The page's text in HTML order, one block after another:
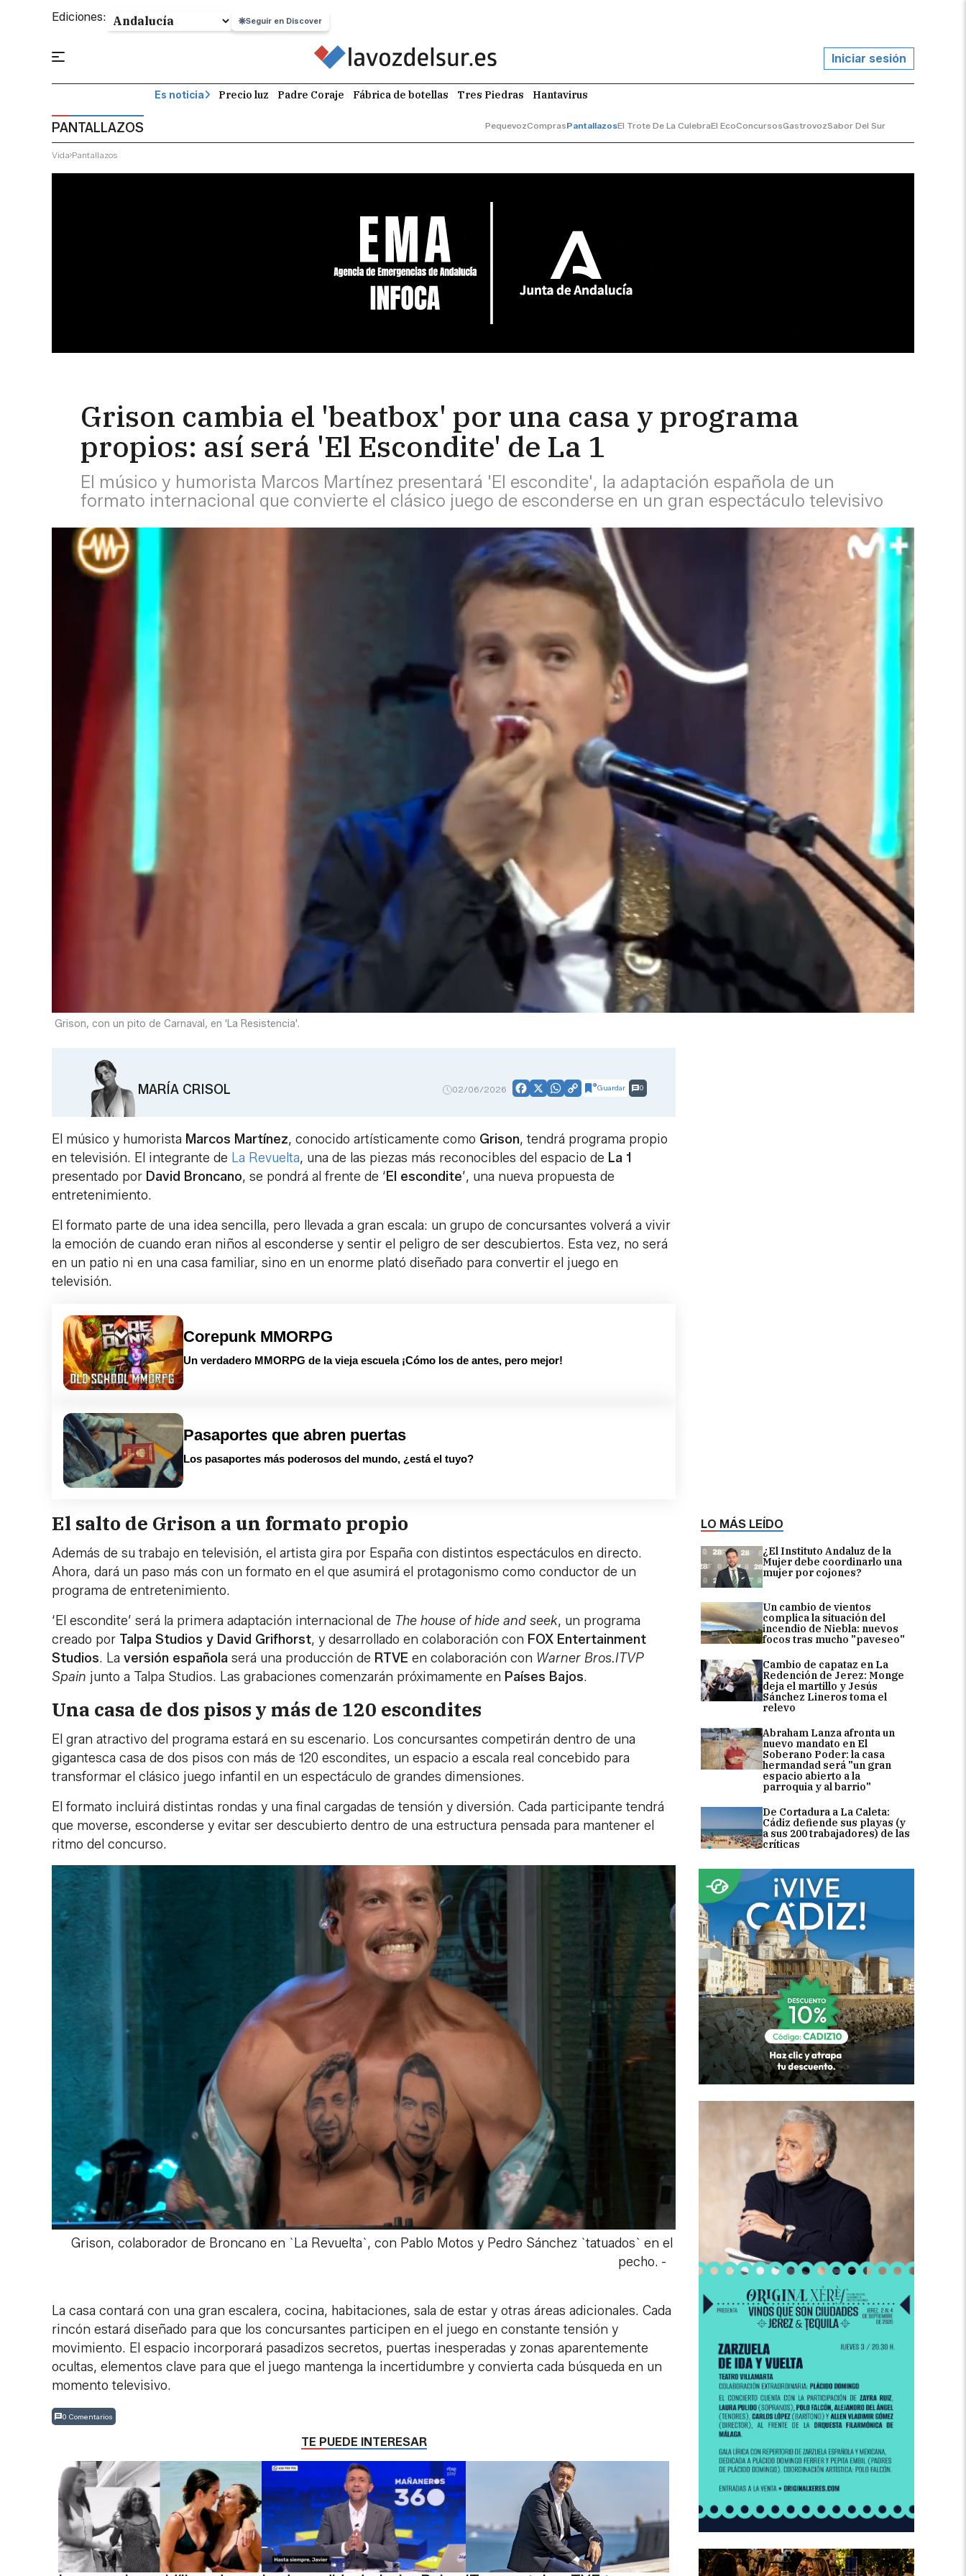
Ediciones: Seguir en Discover
Iniciar sesión
Es noticia Precio luz Padre Coraje Fábrica de botellas Tres Piedras Hantavirus
PANTALLAZOS PequevozComprasPantallazosEl Trote De La CulebraEl EcoConcursosGastrovozSabor Del Sur
Vida Pantallazos
Grison cambia el 'beatbox' por una casa y programa
propios: así será 'El Escondite' de La 1
El músico y humorista Marcos Martínez presentará 'El escondite', la adaptación española de un
formato internacional que convierte el clásico juego de esconderse en un gran espectáculo televisivo
Grison, con un pito de Carnaval, en 'La Resistencia'.
LO MÁS LEÍDO
¿El Instituto Andaluz de la
Mujer debe coordinarlo una
mujer por cojones?
Un cambio de vientos
complica la situación del
incendio de Niebla: nuevos
focos tras mucho "paveseo"
Cambio de capataz en La
Redención de Jerez: Monge
deja el martillo y Jesús
Sánchez Lineros toma el
relevo
Abraham Lanza afronta un
nuevo mandato en El
Soberano Poder: la casa
hermandad será "un gran
espacio abierto a la
parroquia y al barrio"
De Cortadura a La Caleta:
Cádiz defiende sus playas (y
a sus 200 trabajadores) de las
críticas
MARÍA CRISOL 02/06/2026 Facebook
X WhatsApp
CopyGuardar 0
El músico y humorista Marcos Martínez, conocido artísticamente como Grison, tendrá programa propio
en televisión. El integrante de La Revuelta, una de las piezas más reconocibles del espacio de La 1
presentado por David Broncano, se pondrá al frente de ‘El escondite’, una nueva propuesta de
entretenimiento.
El formato parte de una idea sencilla, pero llevada a gran escala: un grupo de concursantes volverá a vivir
la emoción de cuando eran niños al esconderse y sentir el peligro de ser descubiertos. Esta vez, no será
en un patio ni en una casa familiar, sino en un enorme plató diseñado para convertir el juego en
televisión.
Corepunk MMORPG
Un verdadero MMORPG de la vieja escuela ¡Cómo los de antes, pero mejor!
Pasaportes que abren puertas
Los pasaportes más poderosos del mundo, ¿está el tuyo?
El salto de Grison a un formato propio
Además de su trabajo en televisión, el artista gira por España con distintos espectáculos en directo.
Ahora, dará un paso más con un formato en el que asumirá el protagonismo como conductor de un
programa de entretenimiento.
‘El escondite’ será la primera adaptación internacional de The house of hide and seek, un programa
creado por Talpa Studios y David Grifhorst, y desarrollado en colaboración con FOX Entertainment
Studios. La versión española será una producción de RTVE en colaboración con Warner Bros.ITVP
Spain junto a Talpa Studios. Las grabaciones comenzarán próximamente en Países Bajos.
Una casa de dos pisos y más de 120 escondites
El gran atractivo del programa estará en su escenario. Los concursantes competirán dentro de una
gigantesca casa de dos pisos con más de 120 escondites, un espacio a escala real concebido para
transformar el clásico juego infantil en un espectáculo de grandes dimensiones.
El formato incluirá distintas rondas y una final cargadas de tensión y diversión. Cada participante tendrá
que moverse, esconderse y evitar ser descubierto dentro de una estructura pensada para mantener el
ritmo del concurso.
Grison, colaborador de Broncano en `La Revuelta`, con Pablo Motos y Pedro Sánchez `tatuados` en el
pecho. -
La casa contará con una gran escalera, cocina, habitaciones, sala de estar y otras áreas adicionales. Cada
rincón estará diseñado para que los concursantes participen en el juego en constante tensión y
movimiento. El espacio incorporará pasadizos secretos, puertas inesperadas y zonas aparentemente
ocultas, elementos clave para que el juego mantenga la incertidumbre y convierta cada búsqueda en un
momento televisivo.
0 Comentarios
TE PUEDE INTERESAR